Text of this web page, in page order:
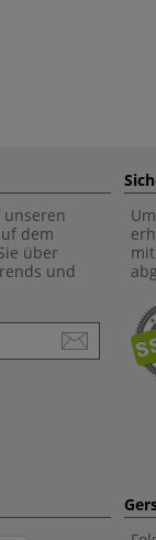
unseren
dem
über
und